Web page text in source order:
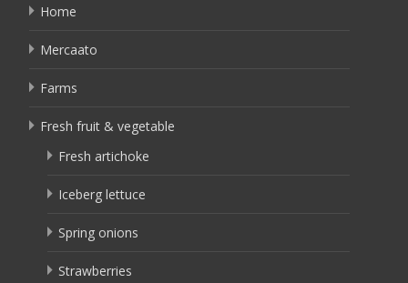
Home
Mercaato
Farms
Fresh fruit & vegetable
Fresh artichoke
Iceberg lettuce
Spring onions
Strawberries